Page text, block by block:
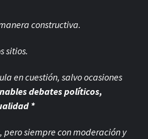
constructiva.
sitios.
en cuestión, salvo ocasiones
debates políticos,
*
pero siempre conmoderación y